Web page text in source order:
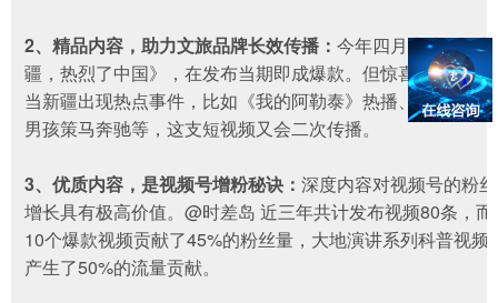
2、精品内容，助力文旅品牌长效传播： 今年四月上线的《新
疆，热烈了中国》，在发布当期即成爆款。但惊喜在于，每
当新疆出现热点事件，比如《我的阿勒泰》热播、新疆五岁
男孩策马奔驰等，这支短视频又会二次传播。
3、优质内容，是视频号增粉秘诀： 深度内容对视频号的粉丝
增长具有极高价值。@时差岛 近三年共计发布视频80条，而
10个爆款视频贡献了45%的粉丝量，大地演讲系列科普视频
产生了50%的流量贡献。